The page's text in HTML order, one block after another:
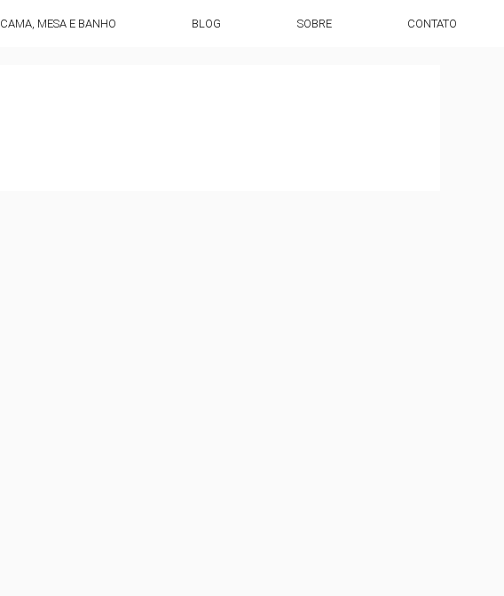
CAMA, MESA E BANHO BLOG SOBRE CONTATO